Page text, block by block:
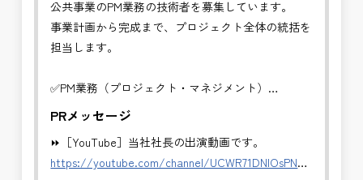
公共事業のPM業務の技術者を募集しています。
事業計画から完成まで、プロジェクト全体の統括を
担当します。
✅PM業務（プロジェクト・マネジメント）
事業計画から完成まで、プロジェクト全体の統括を
・全体スケジュール・事業費・リスクの管理
・発注方式や契約戦略の検討・調整
PRメッセージ
⏩［YouTube］当社社長の出演動画です。
https://youtube.com/channel/